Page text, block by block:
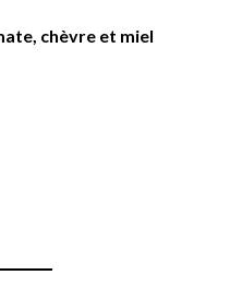
chèvre et miel